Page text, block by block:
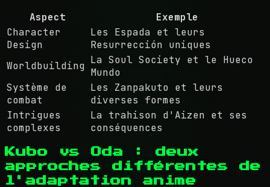
Aspect
Exemple
Character
Design
Les Espada et leurs
Resurrección uniques
Worldbuilding La Soul Society et le Hueco
Mundo
Système de
combat
Les Zanpakuto et leurs
diverses formes
Intrigues
complexes
La trahison d'Aizen et ses
conséquences
Kubo vs Oda : deux
approches différentes de
l'adaptation anime